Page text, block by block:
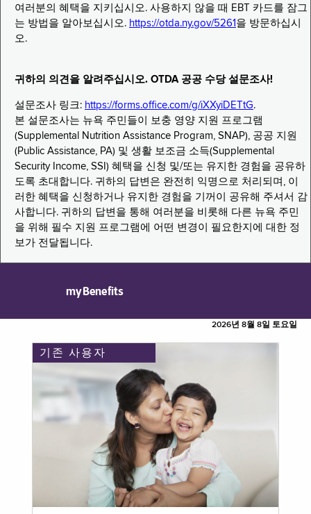
여러분의 혜택을 지키십시오. 사용하지 않을 때 EBT 카드를 잠그
는 방법을 알아보십시오. https://otda.ny.gov/5261 을 방문하십시
오.
귀하의 의견을 알려주십시오. OTDA 공공 수당 설문조사!
설문조사 링크: https://forms.office.com/g/iXXyiDETtG.
본 설문조사는 뉴욕 주민들이 보충 영양 지원 프로그램
(Supplemental Nutrition Assistance Program, SNAP), 공공 지원
(Public Assistance, PA) 및 생활 보조금 소득(Supplemental
Security Income, SSI) 혜택을 신청 및/또는 유지한 경험을 공유하
도록 초대합니다. 귀하의 답변은 완전히 익명으로 처리되며, 이
러한 혜택을 신청하거나 유지한 경험을 기꺼이 공유해 주셔서 감
사합니다. 귀하의 답변을 통해 여러분을 비롯해 다른 뉴욕 주민
을 위해 필수 지원 프로그램에 어떤 변경이 필요한지에 대한 정
보가 전달됩니다.
myBenefits
2026년 8월 8일 토요일
기존 사용자